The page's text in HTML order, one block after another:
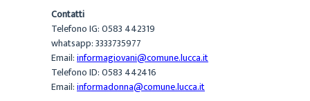
Contatti
Telefono IG: 0583 442319
whatsapp: 3333735977
Email:informagiovani@comune.lucca.it
Telefono ID: 0583 442416
Email:informadonna@comune.lucca.it